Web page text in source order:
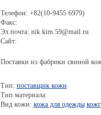
Телефон: +82(10-9455 6979)
Факс:
Эл.почта: nik.kim.59@mail.ru
Сайт:
Поставки из фабрики свиной
Тип: поставщик кожи
Тип материала:
Вид кожи: кожа для одежды